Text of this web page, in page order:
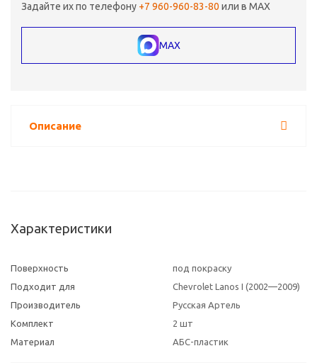
Задайте их по телефону +7 960-960-83-80 или в MAX
MAX
Описание
Характеристики
Поверхность
под покраску
Подходит для
Chevrolet Lanos I (2002—2009)
Производитель
Русская Артель
Комплект
2 шт
Материал
АБС-пластик